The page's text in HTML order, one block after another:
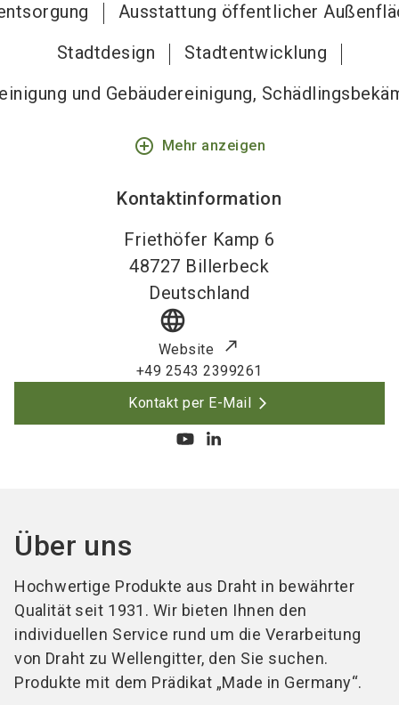
Ausstattung öffentlicher
Stadtdesign
Stadtentwicklung
und Gebäudereinigung,
add_circle_outline Mehr anzeigen
Kontaktinformation
Friethöfer Kamp 6
48727 Billerbeck
Deutschland
language
Website
+49 2543 2399261
Kontakt per E-Mail
Über uns
Hochwertige Produkte aus Draht in bewährter
Qualität seit 1931. Wir bieten Ihnen den
individuellen Service rund um die Verarbeitung
von Draht zu Wellengitter, den Sie suchen.
Produkte mit dem Prädikat „Made in Germany“.